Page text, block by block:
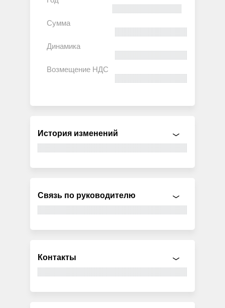
История изменений
Связь по руководителю
Контакты